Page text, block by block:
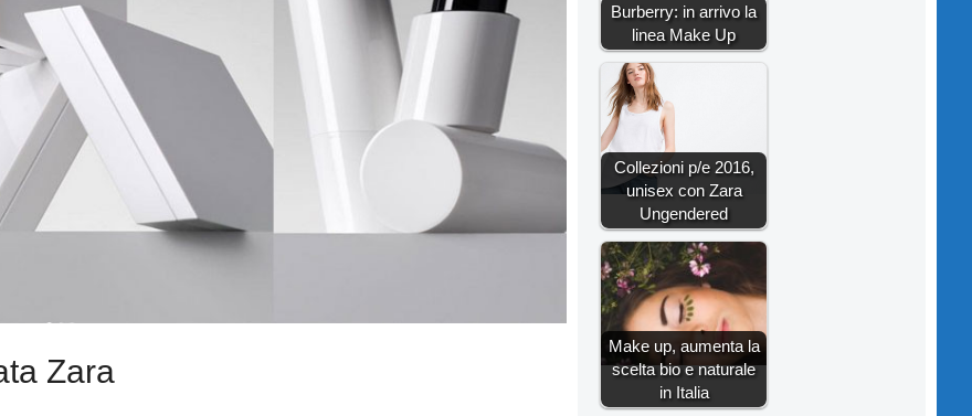
Zara
Burberry: in arrivo la
linea Make Up
Collezioni p/e 2016,
unisex con Zara
Ungendered
Make up, aumenta la
scelta bio e naturale
in Italia